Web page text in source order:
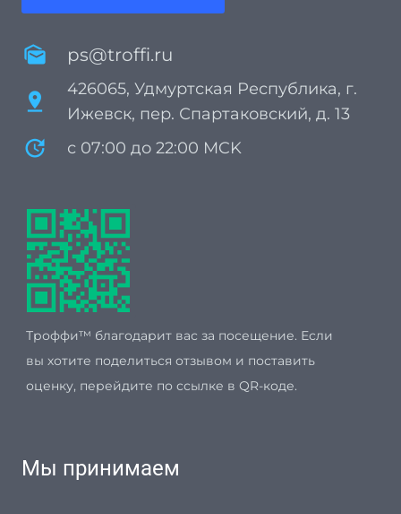
mark_as_unread ps@troffi.ru
pin_drop
426065, Удмуртская Республика, г.
Ижевск, пер. Спартаковский, д. 13
update с 07:00 до 22:00 MCK
Троффи™ благодарит вас за посещение. Если
вы хотите поделиться отзывом и поставить
оценку, перейдите по ссылке в QR-коде.
Мы принимаем